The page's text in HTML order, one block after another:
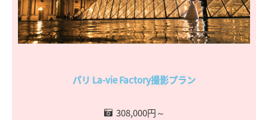
パリ La-vie Factory撮影プラン
308,000円～